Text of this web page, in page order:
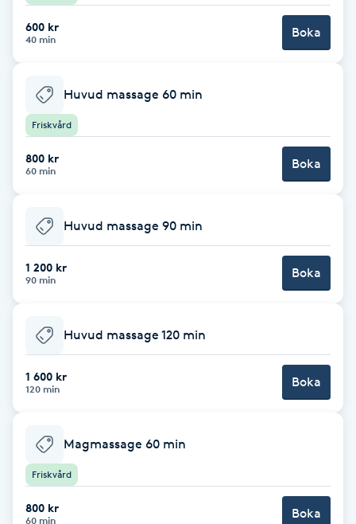
Fotmassage
Fotvård
Fransar
Fransförlängning
Fransförlängning Megavolym
Fransförlängning Volym
Fransk manikyr
Fransrengöring
600 kr
40 min Boka
Huvud massage 60 min
Friskvård
800 kr
60 min Boka
Huvud massage 90 min
1 200 kr
90 min Boka
Huvud massage 120 min
1 600 kr
120 min Boka
Magmassage 60 min
Friskvård
800 kr
60 min Boka